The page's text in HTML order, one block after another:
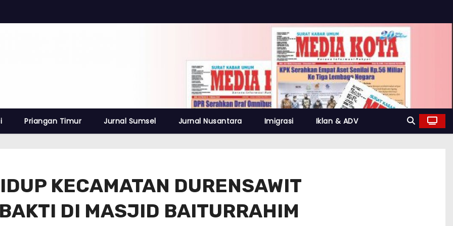
Priangan Timur Jurnal Sumsel Jurnal Nusantara Imigrasi Iklan & ADV
KECAMATAN DURENSAWIT
DI MASJID BAITURRAHIM